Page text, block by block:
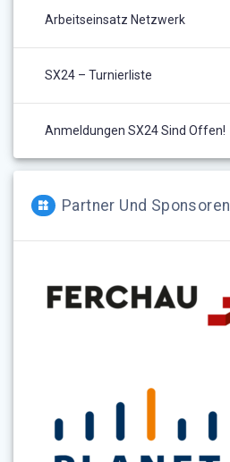
Arbeitseinsatz Netzwerk
SX24 – Turnierliste
Anmeldungen SX24 Sind Offen!
Partner Und Sponsoren